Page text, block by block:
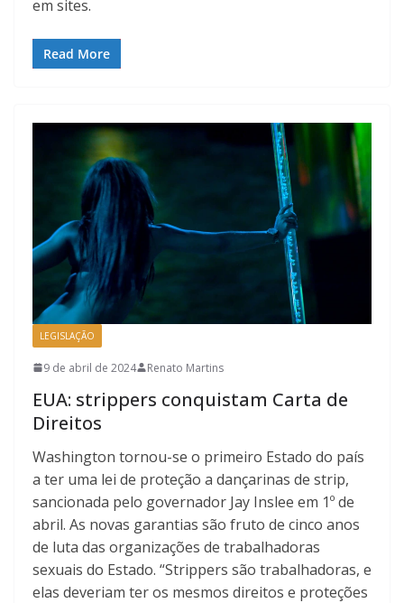
em sites.
Read More
LEGISLAÇÃO
9 de abril de 2024 Renato Martins
EUA: strippers conquistam Carta de
Direitos
Washington tornou-se o primeiro Estado do país
a ter uma lei de proteção a dançarinas de strip,
sancionada pelo governador Jay Inslee em 1º de
abril. As novas garantias são fruto de cinco anos
de luta das organizações de trabalhadoras
sexuais do Estado. “Strippers são trabalhadoras, e
elas deveriam ter os mesmos direitos e proteções